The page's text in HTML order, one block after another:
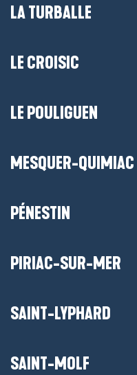
LA TURBALLE
LE CROISIC
LE POULIGUEN
MESQUER-QUIMIAC
PÉNESTIN
PIRIAC-SUR-MER
SAINT-LYPHARD
SAINT-MOLF
À LA
cette balade offre un